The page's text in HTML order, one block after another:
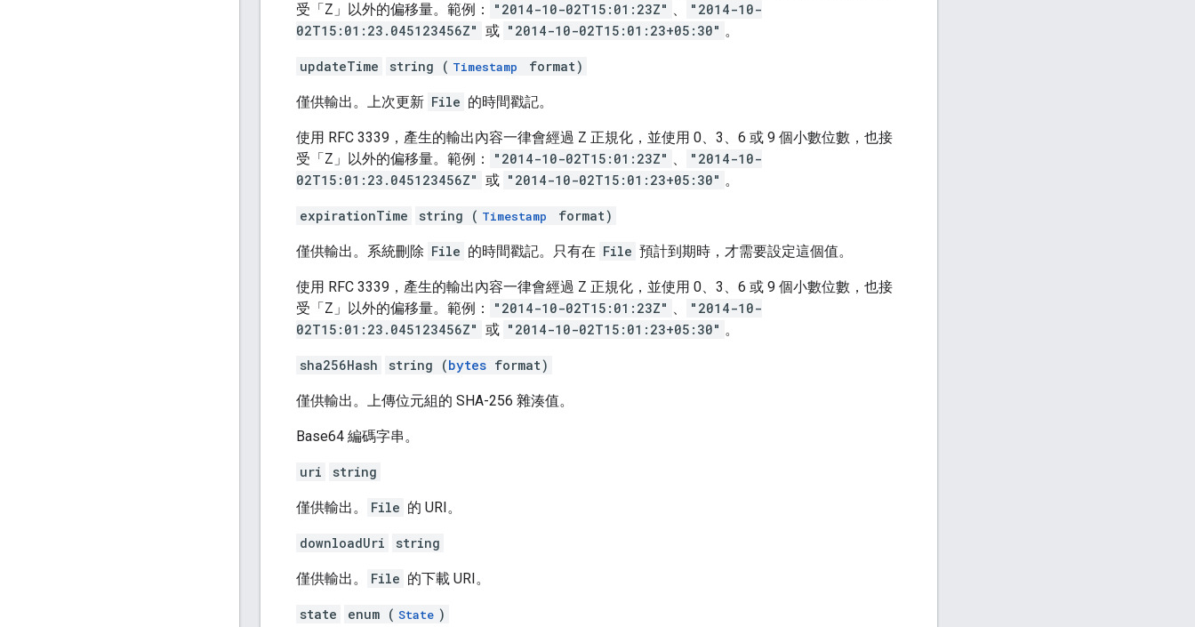
受「Z」以外的偏移量。範例：
"2014-10-02T15:01:23Z" 、
"2014-10-
02T15:01:23.045123456Z" 或 "2014-10-02T15:01:23+05:30" 。
updateTime string ( Timestamp format)
僅供輸出。上次更新 File 的時間戳記。
使用 RFC 3339，產生的輸出內容一律會經過 Z 正規化，並使用 0、3、6 或 9 個小數位數，也接
受「Z」以外的偏移量。範例：
"2014-10-02T15:01:23Z" 、
"2014-10-
02T15:01:23.045123456Z" 或 "2014-10-02T15:01:23+05:30" 。
expirationTime string ( Timestamp format)
僅供輸出。系統刪除 File 的時間戳記。只有在 File 預計到期時，才需要設定這個值。
使用 RFC 3339，產生的輸出內容一律會經過 Z 正規化，並使用 0、3、6 或 9 個小數位數，也接
受「Z」以外的偏移量。範例：
"2014-10-02T15:01:23Z" 、
"2014-10-
02T15:01:23.045123456Z" 或 "2014-10-02T15:01:23+05:30" 。
sha256Hash string (bytes format)
僅供輸出。上傳位元組的 SHA-256 雜湊值。
Base64 編碼字串。
uri string
僅供輸出。 File 的 URI。
downloadUri string
僅供輸出。 File 的下載 URI。
state enum ( State )